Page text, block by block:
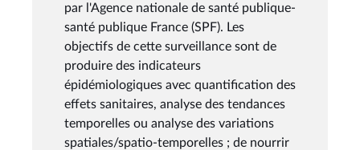
par l'Agence nationale de santé publique-
santé publique France (SPF). Les
objectifs de cette surveillance sont de
produire des indicateurs
épidémiologiques avec quantification des
effets sanitaires, analyse des tendances
temporelles ou analyse des variations
spatiales/spatio-temporelles ; de nourrir